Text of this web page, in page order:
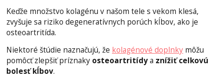
Keďže množstvo kolagénu v našom tele s vekom klesá,
zvyšuje sa riziko degeneratívnych porúch kĺbov, ako je
osteoartritída.
Niektoré štúdie naznačujú, že kolagénové doplnky môžu
pomôcť zlepšiť príznaky osteoartritídya znížiť celkovú
bolesť kĺbov.